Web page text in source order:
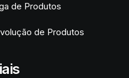
de Produtos
de Produtos